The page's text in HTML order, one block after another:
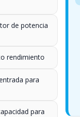
de potencia
rendimiento
para
para